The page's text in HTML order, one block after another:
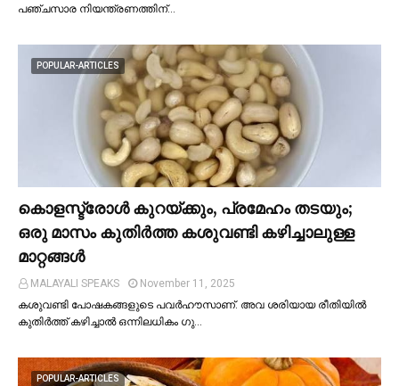
പഞ്ചസാര നിയന്ത്രണത്തിന്…
POPULAR-ARTICLES
കൊളസ്ട്രോള്‍ കുറയ്ക്കും, പ്രമേഹം തടയും;
ഒരു മാസം കുതിര്‍ത്ത കശുവണ്ടി കഴിച്ചാലുള്ള
മാറ്റങ്ങള്‍
MALAYALI SPEAKS
November 11, 2025
കശുവണ്ടി പോഷകങ്ങളുടെ പവർഹൗസാണ്. അവ ശരിയായ രീതിയില്‍
കുതിർത്ത് കഴിച്ചാല്‍ ഒന്നിലധികം ഗു…
POPULAR-ARTICLES